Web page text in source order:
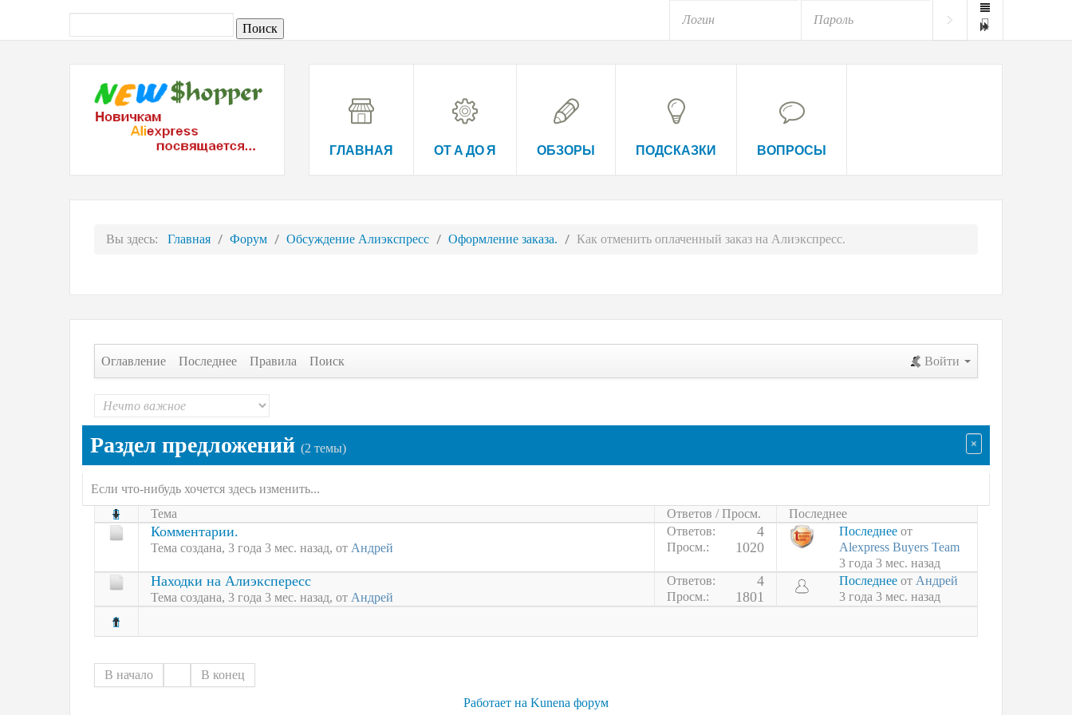
ГЛАВНАЯ ОТ А ДО Я ОБЗОРЫ ПОДСКАЗКИ ВОПРОСЫ
Вы здесь: Главная Форум Обсуждение Алиэкспресс Оформление заказа. Как отменить оплаченный заказ на Алиэкспресс.
Оглавление Последнее Правила Поиск Войти
Раздел предложений (2 темы)
Если что-нибудь хочется здесь изменить...
Тема
Ответов / Просм. Последнее
Комментарии.
Тема создана, 3 года 3 мес. назад, от Андрей
Ответов: 4
Просм.: 1020
Последнееот
Alexpress Buyers Team
3 года 3 мес. назад
Находки на Алиэкспересс
Тема создана, 3 года 3 мес. назад, от Андрей
Ответов: 4
Просм.: 1801
Последнееот Андрей
3 года 3 мес. назад
В начало В конец
Работает на Kunena форум